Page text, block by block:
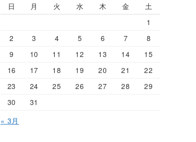
日
月 火 水 木 金
土
1
2
3 4 5 6 7
8
9
10 11 12 13 14
15
16
17 18 19 20 21
22
23
24 25 26 27 28
29
30
31
« 3月